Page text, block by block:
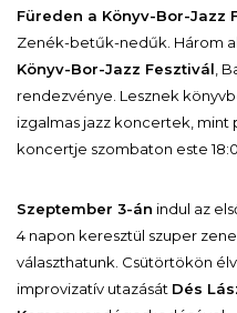
Füreden a Könyv-Bor-Jazz
Zenék-betűk-nedűk. Három
Könyv-Bor-Jazz Fesztivál,
rendezvénye. Lesznek
izgalmas jazz koncertek, mint
koncertje szombaton este
Szeptember 3-án indul az
4 napon keresztül szuper
választhatunk. Csütörtökön
improvizatív utazását Dés